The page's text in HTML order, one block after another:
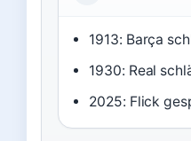
1913: Barça
1930: Real
2025: Flick